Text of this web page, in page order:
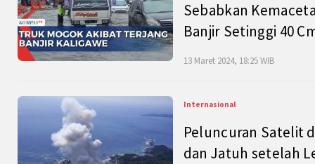
Sebabkan
Banjir Setinggi 40
13 Maret 2024, 18:25 WIB
Internasional
Peluncuran Satelit
dan Jatuh setelah